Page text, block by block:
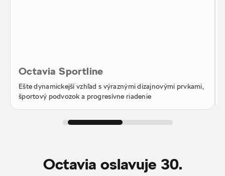
Octavia Sportline
Ešte dynamickejší vzhľad s výraznými dizajnovými prvkami,
športový podvozok a progresívne riadenie
Octavia oslavuje 30.